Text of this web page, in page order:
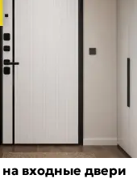
входные двери